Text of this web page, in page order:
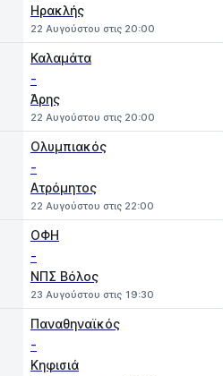
Ηρακλής
22 Αυγούστου στις 20:00
Καλαμάτα
-
Άρης
22 Αυγούστου στις 20:00
Ολυμπιακός
-
Ατρόμητος
22 Αυγούστου στις 22:00
ΟΦΗ
-
ΝΠΣ Βόλος
23 Αυγούστου στις 19:30
Παναθηναϊκός
-
Κηφισιά